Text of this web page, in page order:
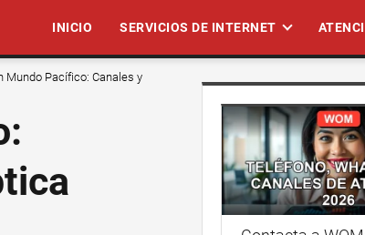
INICIO SERVICIOS DE INTERNET
Mundo Pacífico: Canales y